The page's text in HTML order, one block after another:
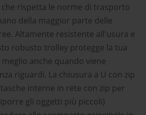
rispetta le norme di trasporto
della maggior parte delle
Altamente resistente all'usura e
robusto trolley protegge la tua
anche quando viene
riguardi. La chiusura a U con zip
interne in rete con zip per
gli oggetti più piccoli)